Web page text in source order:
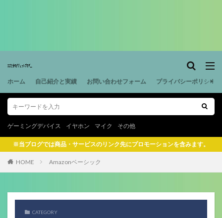
ホーム 自己紹介と実績 お問い合わせフォーム プライバシーポリシー
ゲーミングデバイス イヤホン マイク その他
※当ブログでは商品・サービスのリンク先にプロモーションを含みます。
HOME Amazonベーシック
CATEGORY